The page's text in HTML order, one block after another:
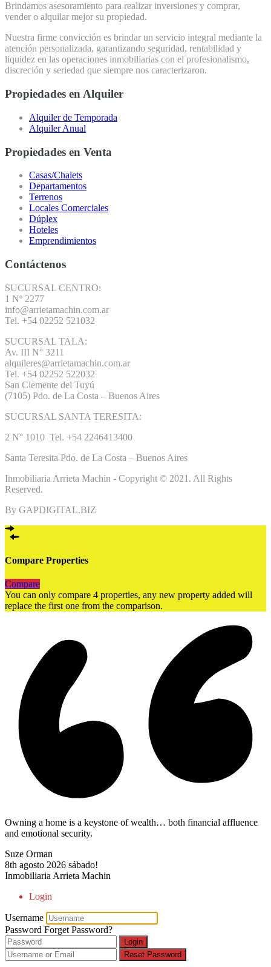
Brindamos asesoramiento para realizar inversiones y comprar,
vender o alquilar mejor su propiedad.
Nuestra firme convicción es brindar un servicio integral mediante la
atención personalizada, garantizando seguridad, rentabilidad y
liquidez en las operaciones inmobiliarias con el profesionalismo,
discreción y seriedad que siempre nos caracterizaron.
Propiedades en Alquiler
Alquiler de Temporada
Alquiler Anual
Propiedades en Venta
Casas/Chalets
Departamentos
Terrenos
Locales Comerciales
Dúplex
Hoteles
Emprendimientos
Contáctenos
SUCURSAL CENTRO:
1 Nº 2277
info@arrietamachin.com.ar
Tel. +54 02252 521032
SUCURSAL TALA:
Av. III N° 3211
alquileres@arrietamachin.com.ar
Tel. +54 02252 522032
San Clemente del Tuyú
(7105) Pdo. de La Costa – Buenos Aires
SUCURSAL SANTA TERESITA:
2 N° 1010 Tel. +54 2246413400
Santa Teresita Pdo. de La Costa – Buenos Aires
Inmobiliaria Arrieta Machin - Copyright © 2021. All Rights
Reserved.
By GAPDIGITAL.BIZ
Compare Properties
Compare
You can only compare 4 properties, any new property added will
replace the first one from the comparison.
Owning a home is a keystone of wealth… both financial affluence
and emotional security.
Suze Orman
8th agosto 2026 sábado!
Inmobiliaria Arrieta Machin
Login
Username
Password Forget Password?
Login
Reset Password